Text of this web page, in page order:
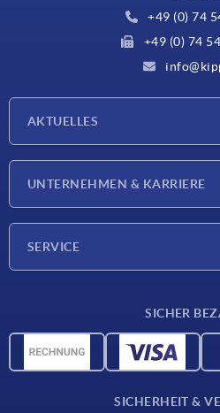
+49 (0) 74
+49 (0) 74
AKTUELLES
Presseberichte
UNTERNEHMEN & KARRIERE
SERVICE
Werkstoffübersicht
SICHER
SICHERHEIT &